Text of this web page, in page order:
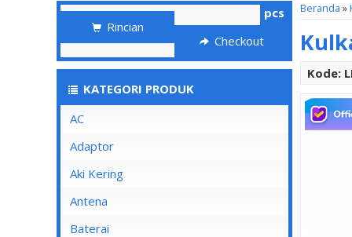
Beranda »
Kode:
pcs
Rincian
Checkout
KATEGORI PRODUK
AC
Adaptor
Aki Kering
Antena
Baterai